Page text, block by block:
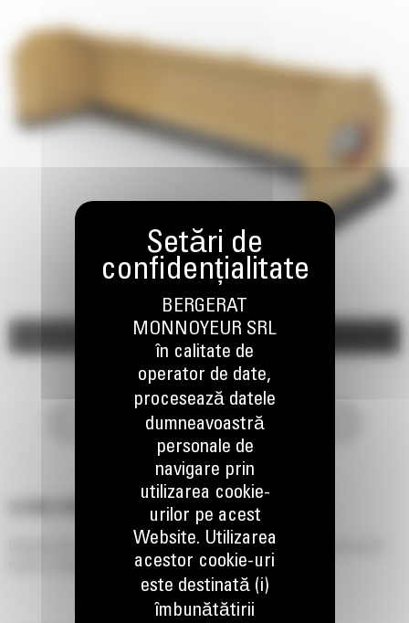
treceri si reducand acumularea de sare.
BERGERAT
MONNOYEUR SRL
în calitate de
operator de date,
procesează datele
dumneavoastră
personale de
navigare prin
utilizarea cookie-
urilor pe acest
Website. Utilizarea
acestor cookie-uri
este destinată (i)
îmbunătătirii